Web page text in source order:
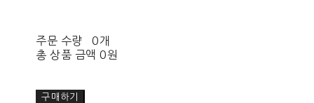
주문 수량
0개
총 상품 금액 0원
구매하기